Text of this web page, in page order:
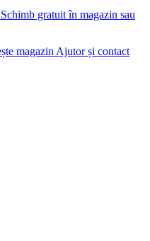
Schimb gratuit în magazin sau
magazin Ajutor și contact